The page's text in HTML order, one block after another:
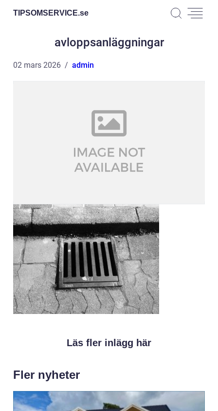
TIPSOMSERVICE.se
avloppsanläggningar
02 mars 2026 admin
Läs fler inlägg här
Fler nyheter